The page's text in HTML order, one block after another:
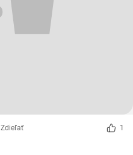
Zdieľať 1